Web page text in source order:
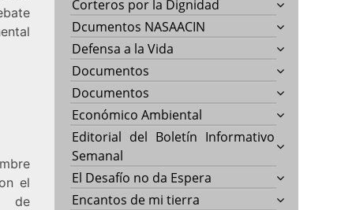
el
de
Corteros por la Dignidad
Dcumentos NASAACIN
Defensa a la Vida
Documentos
Documentos
Económico Ambiental
Editorial del Boletín Informativo
Semanal
El Desafío no da Espera
Encantos de mi tierra